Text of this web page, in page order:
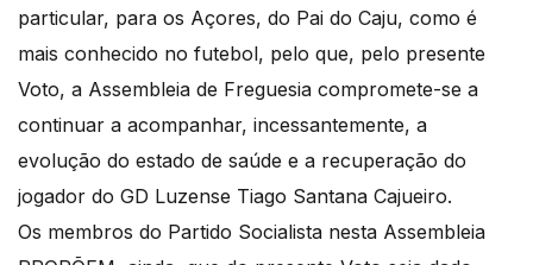
particular, para os Açores, do Pai do Caju, como é
mais conhecido no futebol, pelo que, pelo presente
Voto, a Assembleia de Freguesia compromete-se a
continuar a acompanhar, incessantemente, a
evolução do estado de saúde e a recuperação do
jogador do GD Luzense Tiago Santana Cajueiro.
Os membros do Partido Socialista nesta Assembleia